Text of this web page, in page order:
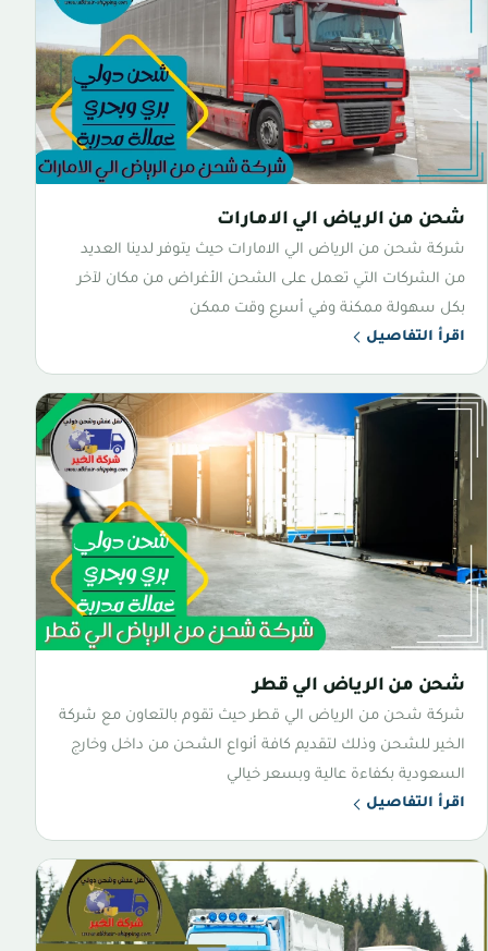
شحن من الرياض الي الامارات
شركة شحن من الرياض الي الامارات حيث يتوفر لدينا العديد
من الشركات التي تعمل على الشحن الأغراض من مكان لآخر
بكل سهولة ممكنة وفي أسرع وقت ممكن
اقرأ التفاصيل
شحن من الرياض الي قطر
شركة شحن من الرياض الي قطر حيث تقوم بالتعاون مع شركة
الخير للشحن وذلك لتقديم كافة أنواع الشحن من داخل وخارج
السعودية بكفاءة عالية وبسعر خيالي
اقرأ التفاصيل